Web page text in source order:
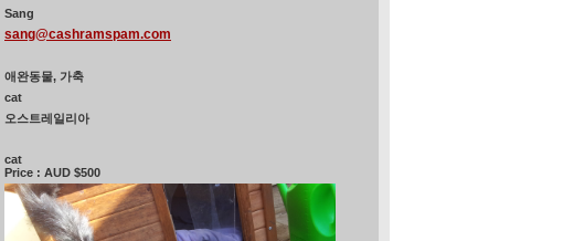
Sang
sang@cashramspam.com
애완동물, 가축
cat
오스트레일리아
cat
Price : AUD $500